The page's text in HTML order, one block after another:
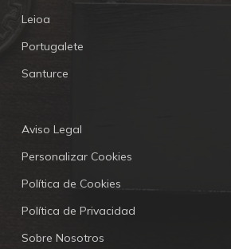
Leioa
Portugalete
Santurce
Aviso Legal
Personalizar Cookies
Política de Cookies
Política de Privacidad
Sobre Nosotros